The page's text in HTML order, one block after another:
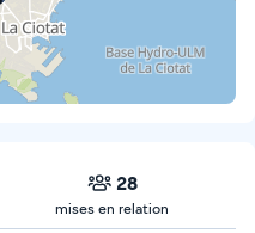
28
mises en relation